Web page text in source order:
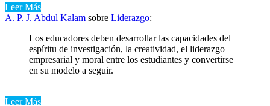
Leer Más
A. P. J. Abdul Kalam sobre Liderazgo:
Los educadores deben desarrollar las capacidades del
espíritu de investigación, la creatividad, el liderazgo
empresarial y moral entre los estudiantes y convertirse
en su modelo a seguir.
Leer Más